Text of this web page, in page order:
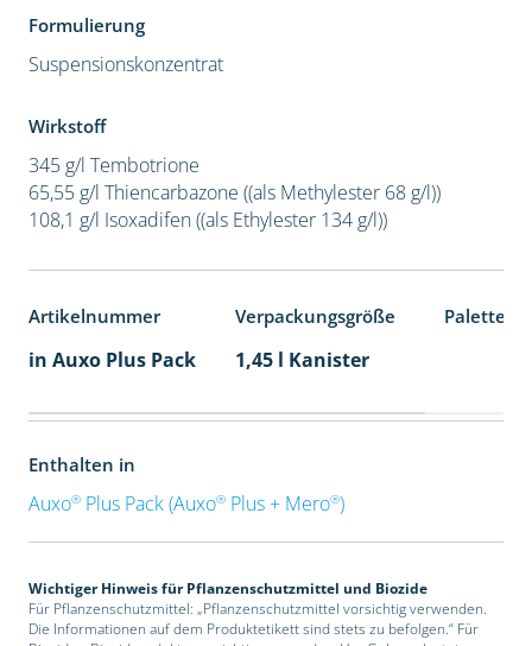
Formulierung
Suspensionskonzentrat
Wirkstoff
345 g/l Tembotrione
65,55 g/l Thiencarbazone ((als Methylester 68 g/l))
108,1 g/l Isoxadifen ((als Ethylester 134 g/l))
Artikelnummer Verpackungsgröße
in Auxo Plus Pack 1,45 l Kanister
Enthalten in
Auxo®Plus Pack (Auxo®Plus + Mero®)
Wichtiger Hinweis für Pflanzenschutzmittel und Biozide
Für Pflanzenschutzmittel: „Pflanzenschutzmittel vorsichtig verwenden.
Die Informationen auf dem Produktetikett sind stets zu befolgen.“ Für